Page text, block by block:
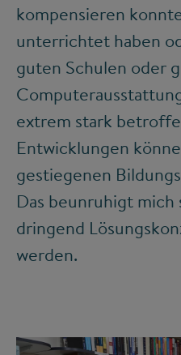
kompensieren
unterrichtet haben
guten Schulen oder
extrem stark
Entwicklungen
gestiegenen
Das beunruhigt mich
dringend
werden.